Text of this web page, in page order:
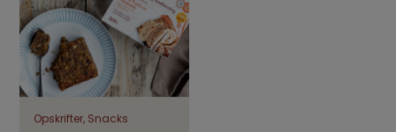
Opskrifter, Snacks